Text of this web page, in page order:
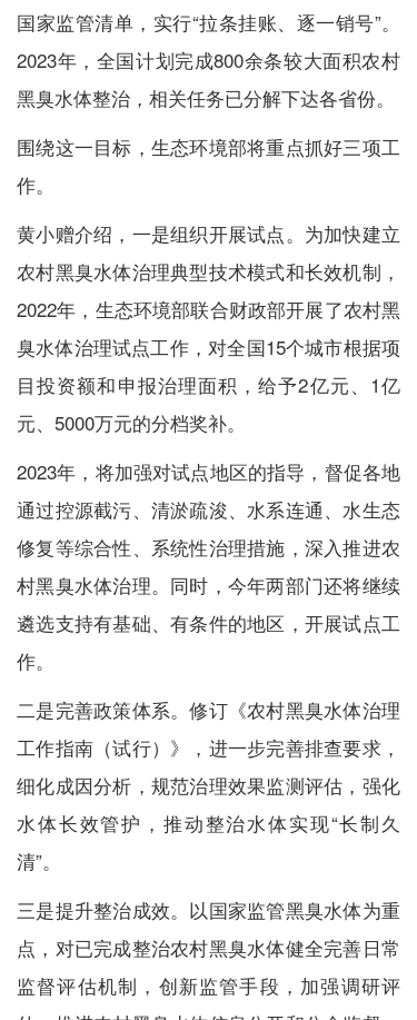
国家监管清单，实行“拉条挂账、逐一销号”。
2023年，全国计划完成800余条较大面积农村
黑臭水体整治，相关任务已分解下达各省份。
围绕这一目标，生态环境部将重点抓好三项工
作。
黄小赠介绍，一是组织开展试点。为加快建立
农村黑臭水体治理典型技术模式和长效机制，
2022年，生态环境部联合财政部开展了农村黑
臭水体治理试点工作，对全国15个城市根据项
目投资额和申报治理面积，给予2亿元、1亿
元、5000万元的分档奖补。
2023年，将加强对试点地区的指导，督促各地
通过控源截污、清淤疏浚、水系连通、水生态
修复等综合性、系统性治理措施，深入推进农
村黑臭水体治理。同时，今年两部门还将继续
遴选支持有基础、有条件的地区，开展试点工
作。
二是完善政策体系。修订《农村黑臭水体治理
工作指南（试行）》，进一步完善排查要求，
细化成因分析，规范治理效果监测评估，强化
水体长效管护，推动整治水体实现“长制久
清”。
三是提升整治成效。以国家监管黑臭水体为重
点，对已完成整治农村黑臭水体健全完善日常
监督评估机制，创新监管手段，加强调研评